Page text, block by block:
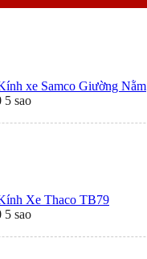
xe Samco Giường Nằm
5 sao
Xe Thaco TB79
5 sao